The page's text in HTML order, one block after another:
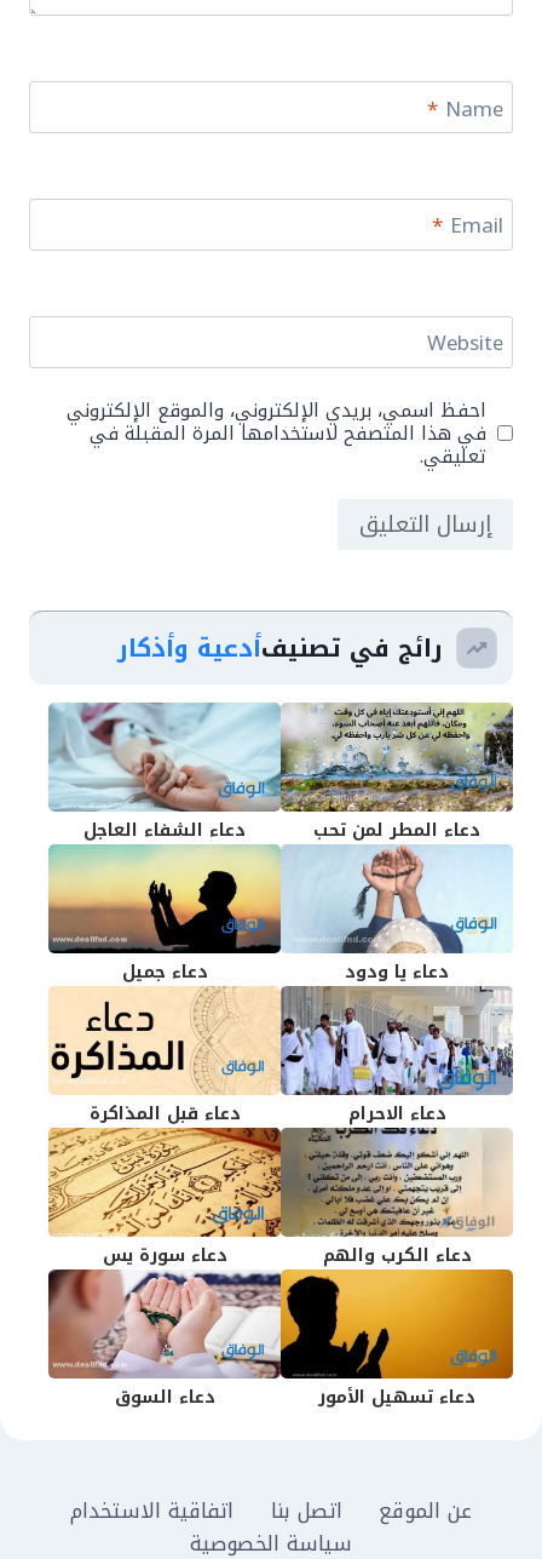
Name
*
Email
*
Website
احفظ اسمي، بريدي الإلكتروني، والموقع الإلكتروني
في هذا المتصفح لاستخدامها المرة المقبلة في
تعليقي.
رائج في تصنيفأدعية وأذكار
دعاء المطر لمن تحب دعاء الشفاء العاجل
دعاء يا ودود دعاء جميل
دعاء الاحرام دعاء قبل المذاكرة
دعاء الكرب والهم دعاء سورة يس
دعاء تسهيل الأمور دعاء السوق
عن الموقع اتصل بنا
اتفاقية الاستخدام
سياسة الخصوصية